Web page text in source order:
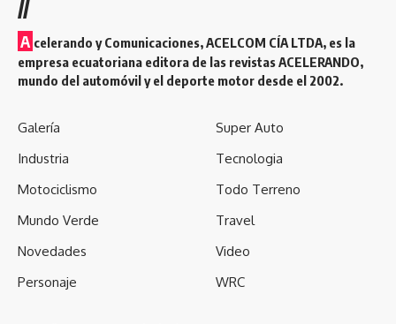
//
A celerando y Comunicaciones, ACELCOM CÍA LTDA, es la
empresa ecuatoriana editora de las revistas ACELERANDO,
mundo del automóvil y el deporte motor desde el 2002.
Galería
Industria
Motociclismo
Mundo Verde
Novedades
Personaje
Super Auto
Tecnologia
Todo Terreno
Travel
Video
WRC